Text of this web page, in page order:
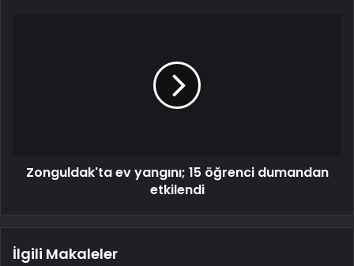
Zonguldak'ta ev yangını; 15 öğrenci dumandan
etkilendi
İlgili Makaleler